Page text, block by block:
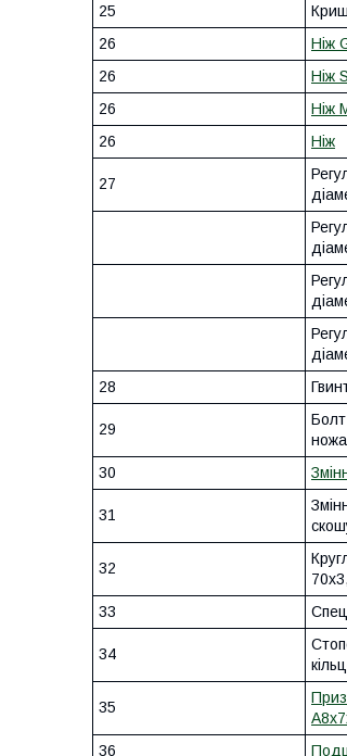
25
26
Ніж
26
Ніж
26
Ніж
26
Ніж
27
28
29
30
31
32
33
34
35
36